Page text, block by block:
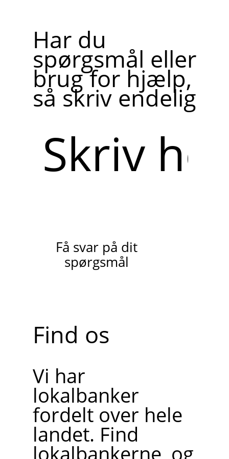
Har du
spørgsmål eller
brug for hjælp,
så skriv endelig
her
Få svar på dit
spørgsmål
Find os
Vi har
lokalbanker
fordelt over hele
landet. Find
lokalbankerne, og